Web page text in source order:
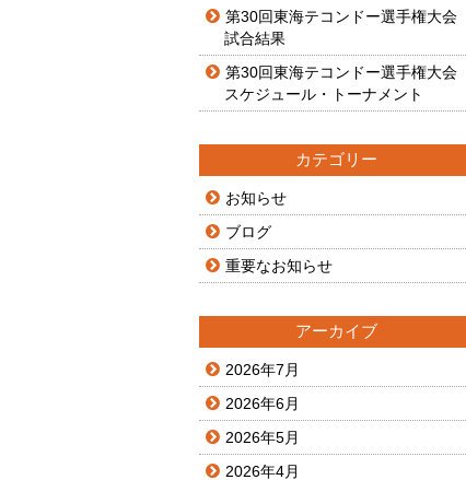
第30回東海テコンドー選手権大会
試合結果
第30回東海テコンドー選手権大会
スケジュール・トーナメント
カテゴリー
お知らせ
ブログ
重要なお知らせ
アーカイブ
2026年7月
2026年6月
2026年5月
2026年4月